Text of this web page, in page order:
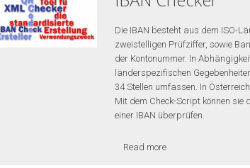
Die IBAN besteht aus dem ISO-
zweistelligen Prüfziffer, sowie
der Kontonummer. In
länderspezifischen
34 Stellen umfassen. In
Mit dem Check-Script können sie
einer IBAN überprüfen.
Read more